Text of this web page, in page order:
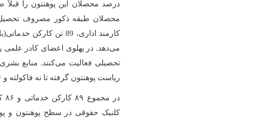
درصد محصلان این پوهنتون را قبلاً
محصلان طبقه ذکور مصروف تحصیل
کارمند اداری، 89
تحصیلی فعالیت می‌کنند. منابع
ریاست پوهنتون گرفته تا نه فاکولته و ۲۶ دیپارتمنت مصروف عرضه خدمات تحصیلی و اداری اند.